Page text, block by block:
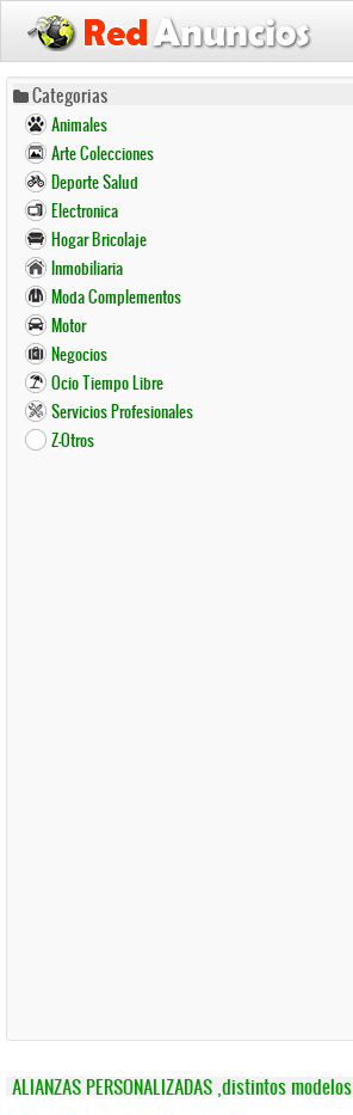
Pasar
contenido
principal
Categorias
Animales
Arte Colecciones
Deporte Salud
Electronica
Hogar Bricolaje
Inmobiliaria
Moda Complementos
Motor
Negocios
Ocio Tiempo Libre
Servicios Profesionales
Z-Otros
ALIANZAS PERSONALIZADAS ,distintos modelos